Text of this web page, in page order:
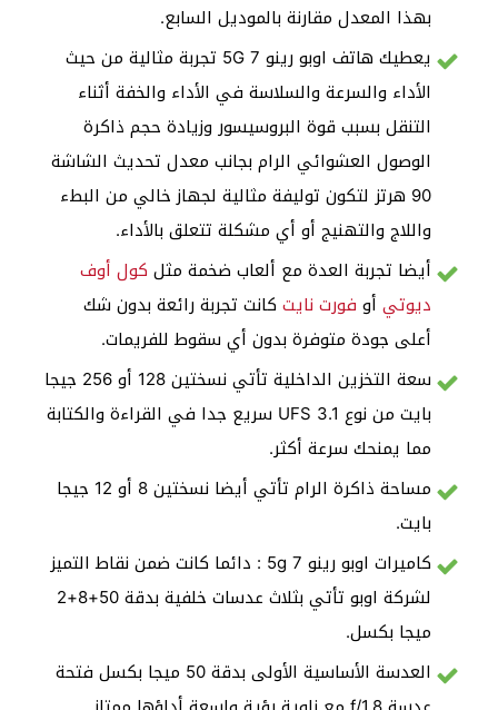
بهذا المعدل مقارنة بالموديل السابع.
يعطيك هاتف اوبو رينو 7 5G تجربة مثالية من حيث
الأداء والسرعة والسلاسة في الأداء والخفة أثناء
التنقل بسبب قوة البروسيسور وزيادة حجم ذاكرة
الوصول العشوائي الرام بجانب معدل تحديث الشاشة
90 هرتز لتكون توليفة مثالية لجهاز خالي من البطء
واللاج والتهنيج أو أي مشكلة تتعلق بالأداء.
أيضا تجربة العدة مع ألعاب ضخمة مثل كول أوف
ديوتي أو فورت نايت كانت تجربة رائعة بدون شك
أعلى جودة متوفرة بدون أي سقوط للفريمات.
سعة التخزين الداخلية تأتي نسختين 128 أو 256 جيجا
بايت من نوع UFS 3.1 سريع جدا في القراءة والكتابة
مما يمنحك سرعة أكثر.
مساحة ذاكرة الرام تأتي أيضا نسختين 8 أو 12 جيجا
بايت.
كاميرات اوبو رينو 7 5g : دائما كانت ضمن نقاط التميز
لشركة اوبو تأتي بثلاث عدسات خلفية بدقة 50+8+2
ميجا بكسل.
العدسة الأساسية الأولى بدقة 50 ميجا بكسل فتحة